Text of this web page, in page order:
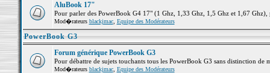
AluBook 17"
Pour parler des PowerBook G4 17" (1 Ghz, 1,33 Ghz, 1,5 Ghz et 1,67 Ghz),
Mod�rateurs blackjmac, Equipe des Modérateurs
PowerBook G3
Forum générique PowerBook G3
Pour débattre de sujets touchants tous les PowerBook G3 sans distinction de
Mod�rateurs blackjmac, Equipe des Modérateurs